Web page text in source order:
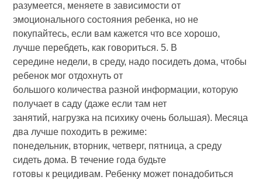
разумеется, меняете в зависимости от
эмоционального состояния ребенка, но не
покупайтесь, если вам кажется что все хорошо,
лучше перебдеть, как говориться. 5. В
середине недели, в среду, надо посидеть дома, чтобы
ребенок мог отдохнуть от
большого количества разной информации, которую
получает в саду (даже если там нет
занятий, нагрузка на психику очень большая). Месяца
два лучше походить в режиме:
понедельник, вторник, четверг, пятница, а среду
сидеть дома. В течение года будьте
готовы к рецидивам. Ребенку может понадобиться